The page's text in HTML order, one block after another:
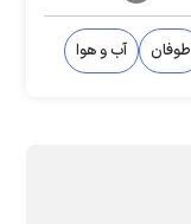
طوفان آب و هوا